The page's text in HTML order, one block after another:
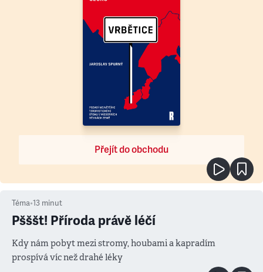
Přejít do obchodu
Téma•13 minut
Pšššt! Příroda právě léčí
Kdy nám pobyt mezi stromy, houbami a kapradím
prospívá víc než drahé léky